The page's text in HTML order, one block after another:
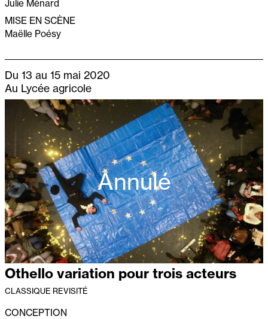
Julie Ménard
MISE EN SCÈNE
Maëlle Poésy
Du 13 au 15 mai 2020
Au Lycée agricole
Annulé
Othello variation pour trois acteurs
CLASSIQUE REVISITÉ
CONCEPTION